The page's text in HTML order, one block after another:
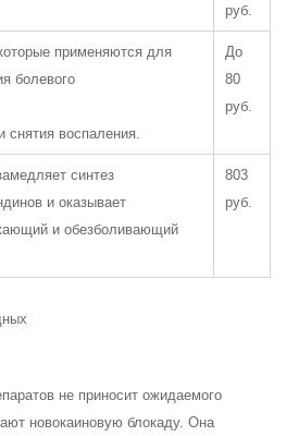
руб.
применяются для
болевого
снятия воспаления.
До
80
руб.
синтез
и оказывает
и обезболивающий
803
руб.
не приносит ожидаемого
новокаиновую блокаду. Она